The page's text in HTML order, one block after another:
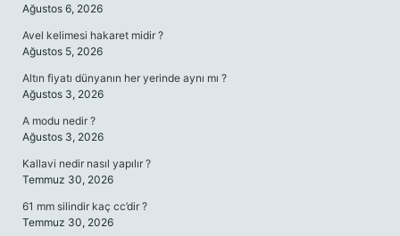
Ağustos 6, 2026
Avel kelimesi hakaret midir ?
Ağustos 5, 2026
Altın fiyatı dünyanın her yerinde aynı mı ?
Ağustos 3, 2026
A modu nedir ?
Ağustos 3, 2026
Kallavi nedir nasıl yapılır ?
Temmuz 30, 2026
61 mm silindir kaç cc’dir ?
Temmuz 30, 2026